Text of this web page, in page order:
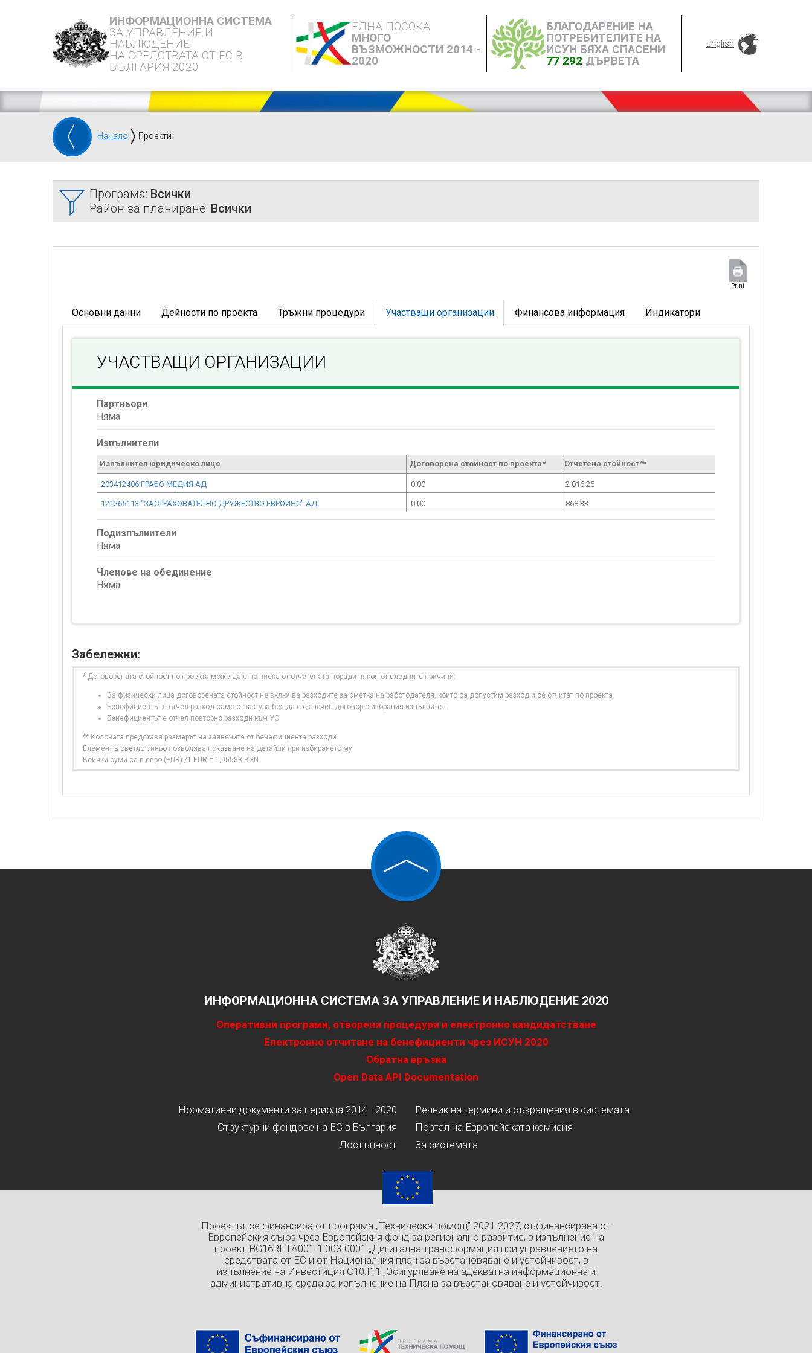
ИНФОРМАЦИОННА СИСТЕМА
ЗА УПРАВЛЕНИЕ И
НАБЛЮДЕНИЕ
НА СРЕДСТВАТА ОТ ЕС В
БЪЛГАРИЯ 2020
ЕДНА ПОСОКА
МНОГО
ВЪЗМОЖНОСТИ 2014 -
2020
БЛАГОДАРЕНИЕ НА
ПОТРЕБИТЕЛИТЕ НА
ИСУН БЯХА СПАСЕНИ
77 292 ДЪРВЕТА
English
Начало Проекти
Програма: Всички
Район за планиране: Всички
Print
Основни данни Дейности по проекта Тръжни процедури Участващи организации Финансова информация Индикатори
УЧАСТВАЩИ ОРГАНИЗАЦИИ
Партньори
Няма
Изпълнители
Изпълнител юридическо лице Договорена стойност по проекта* Отчетена стойност**
203412406 ГРАБО МЕДИЯ АД 0.00 2 016.25
121265113 "ЗАСТРАХОВАТЕЛНО ДРУЖЕСТВО ЕВРОИНС" АД 0.00 868.33
Подизпълнители
Няма
Членове на обединение
Няма
Забележки:
* Договорената стойност по проекта може да е по-ниска от отчетената поради някоя от следните причини:
За физически лица договорената стойност не включва разходите за сметка на работодателя, които са допустим разход и се отчитат по проекта
Бенефициентът е отчел разход само с фактура без да е сключен договор с избрания изпълнител
Бенефициентът е отчел повторно разходи към УО
** Колоната представя размерът на заявените от бенефициента разходи
Елемент в светло синьо позволява показване на детайли при избирането му
Всички суми са в евро (EUR) /1 EUR = 1,95583 BGN
ИНФОРМАЦИОННА СИСТЕМА ЗА УПРАВЛЕНИЕ И НАБЛЮДЕНИЕ 2020
Оперативни програми, отворени процедури и електронно кандидатстване
Електронно отчитане на бенефициенти чрез ИСУН 2020
Обратна връзка
Open Data API Documentation
Нормативни документи за периода 2014 - 2020
Структурни фондове на ЕС в България
Достъпност
Речник на термини и съкращения в системата
Портал на Европейската комисия
За системата
Проектът се финансира от програма „Техническа помощ” 2021-2027, съфинансирана от
Европейския съюз чрез Европейския фонд за регионално развитие, в изпълнение на
проект BG16RFTA001-1.003-0001 „Дигитална трансформация при управлението на
средствата от ЕС и от Националния план за възстановяване и устойчивост, в
изпълнение на Инвестиция C10.I11 „Осигуряване на адекватна информационна и
административна среда за изпълнение на Плана за възстановяване и устойчивост.